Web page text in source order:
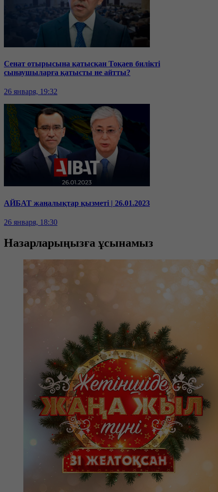
Сенат отырысына қатысқан Тоқаев билікті
сынаушыларға қатысты не айтты?
26 января, 19:32
АЙБАТ жаңалықтар қызметі | 26.01.2023
26 января, 18:30
Назарларыңызға ұсынамыз